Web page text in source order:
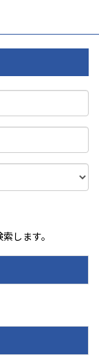
します。